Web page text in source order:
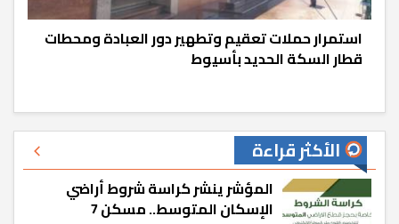
استمرار حملات تعقيم وتطهير دور العبادة ومحطات
قطار السكة الحديد بأسيوط
الأكثر قراءة
المؤشر ينشر كراسة شروط أراضي
الإسكان المتوسط.. مسكن 7